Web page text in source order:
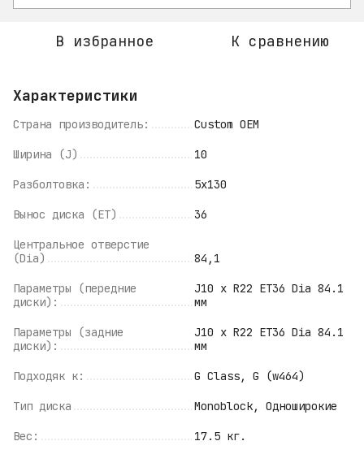
В избранное К сравнению
Характеристики
Страна производитель: Custom OEM
Ширина (J) 10
Разболтовка: 5x130
Вынос диска (ET) 36
Центральное отверстие
(Dia)
84,1
Параметры (передние
диски):
J10 x R22 ET36 Dia 84.1
мм
Параметры (задние
диски):
J10 x R22 ET36 Dia 84.1
мм
Подходяк к: G Class, G (w464)
Тип диска Monoblock, Одноширокие
Вес: 17.5 кг.